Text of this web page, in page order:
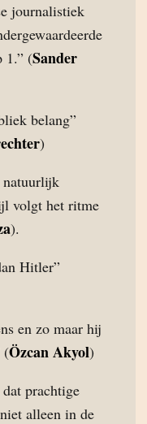
journalistiek
1.” (Sander
belang”
)
natuurlijk
volgt het ritme
).
Hitler”
en zo maar hij
(Özcan Akyol)
prachtige
alleen in de